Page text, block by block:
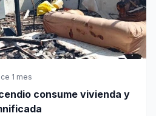
1 mes
consume vivienda y